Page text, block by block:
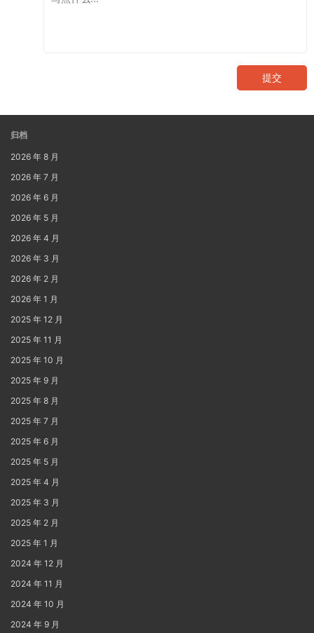
提交
归档
2026 年 8 月
2026 年 7 月
2026 年 6 月
2026 年 5 月
2026 年 4 月
2026 年 3 月
2026 年 2 月
2026 年 1 月
2025 年 12 月
2025 年 11 月
2025 年 10 月
2025 年 9 月
2025 年 8 月
2025 年 7 月
2025 年 6 月
2025 年 5 月
2025 年 4 月
2025 年 3 月
2025 年 2 月
2025 年 1 月
2024 年 12 月
2024 年 11 月
2024 年 10 月
2024 年 9 月